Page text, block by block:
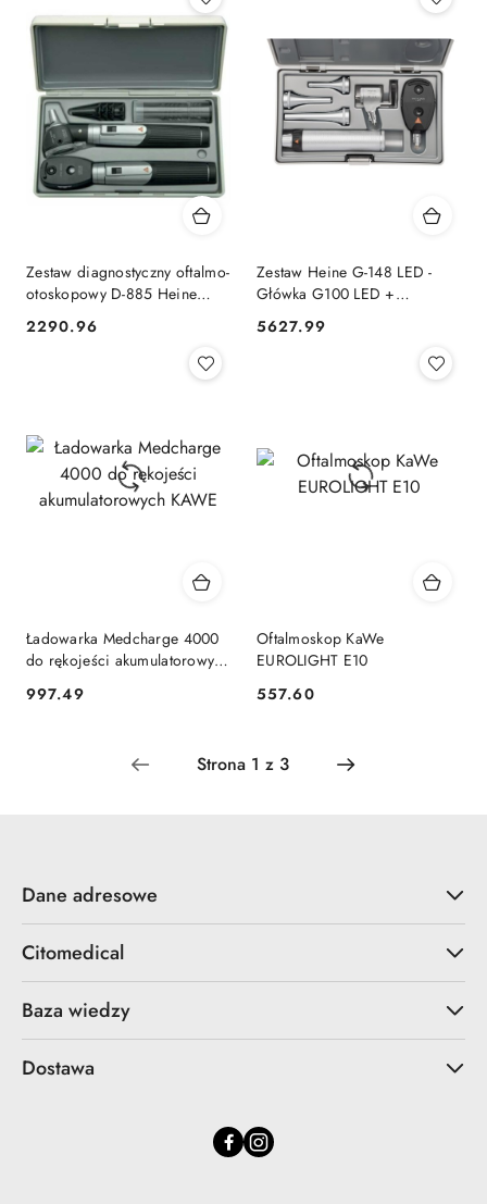
Zestaw diagnostyczny oftalmo-
otoskopowy D-885 Heine
886.11.021)
Cena:
2290.96
Zestaw Heine G-148 LED -
Główka G100 LED +
G-148.10.118
Cena:
5627.99
Ładowarka Medcharge 4000
do rękojeści akumulatorowych
Cena:
997.49
Oftalmoskop KaWe
EUROLIGHT E10
Cena:
557.60
Dane adresowe
Citomedical
Baza wiedzy
Dostawa